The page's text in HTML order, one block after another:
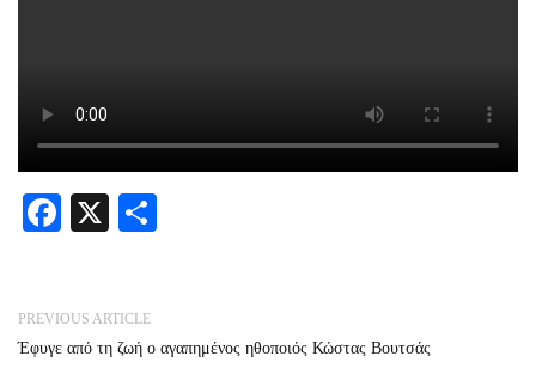
Facebook
X
PREVIOUS ARTICLE
Έφυγε από τη ζωή ο αγαπημένος ηθοποιός Κώστας Βουτσάς